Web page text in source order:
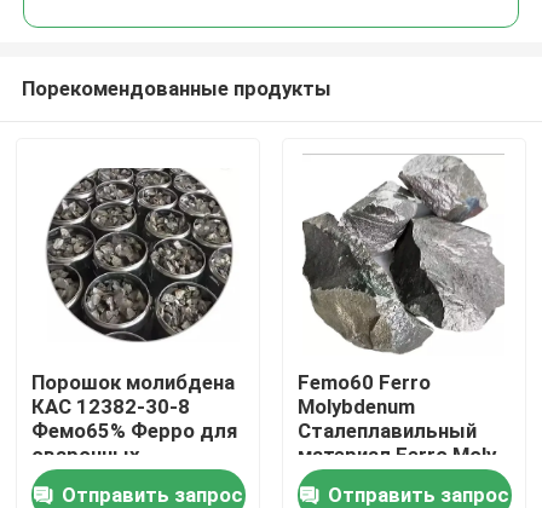
Порекомендованные продукты
Порошок молибдена
КАС 12382-30-8
Фемо65% Ферро для
сварочных
материалов
Отправить запрос
Femo60 Ferro
Molybdenum
Сталеплавильный
материал Ferro Moly
Отправить запрос